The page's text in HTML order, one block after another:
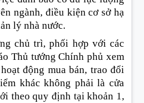
ngành, điều kiện cơ sở hạ
lý nhà nước.
chủ trì, phối hợp với các
Thủ tướng Chính phủ xem
động mua bán, trao đổi
khác không phải là cửa
theo quy định tại khoản 1,